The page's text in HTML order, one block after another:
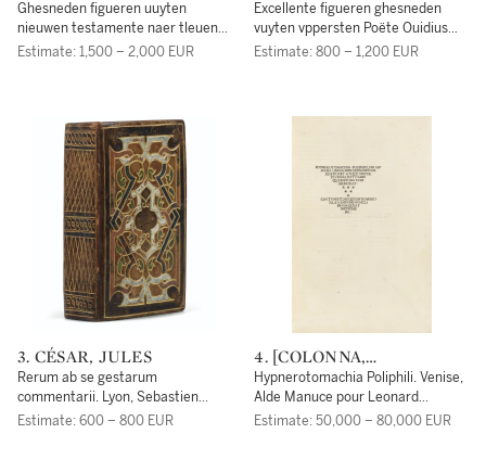
Ghesneden figueren uuyten
nieuwen testamente naer tleuene
met huerlier bedietsele. Lyon, Jean
Estimate: 1,500 – 2,000 EUR
Excellente figueren ghesneden
vuyten vppersten Poëte Ouidius
vuyt vysthien boucken der
Estimate: 800 – 1,200 EUR
3. CÉSAR, JULES
Rerum ab se gestarum
commentarii. Lyon, Sebastien
Gryphe, 1549.
Estimate: 600 – 800 EUR
4. [COLONNA,
FRANCESCO]
Hypnerotomachia Poliphili. Venise,
Alde Manuce pour Leonard
Crassus, décembre 1499.
Estimate: 50,000 – 80,000 EUR